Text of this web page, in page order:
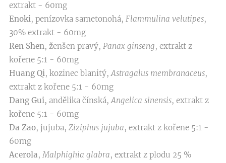
extrakt - 60mg
Enoki, penízovka sametonohá, Flammulina velutipes,
30% extrakt - 60mg
Ren Shen, ženšen pravý, Panax ginseng, extrakt z
kořene 5:1 - 60mg
Huang Qi, kozinec blanitý,Astragalus membranaceus,
extrakt z kořene 5:1 - 60mg
Dang Gui, andělika čínská,Angelica sinensis, extrakt z
kořene 5:1 - 60mg
Da Zao, jujuba, Ziziphus jujuba, extrakt z kořene 5:1 -
60mg
Acerola,Malphighia glabra, extrakt z plodu 25 %